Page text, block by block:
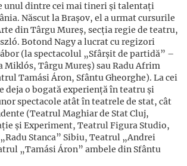
unul dintre cei mai tineri și talentați
Născut la Brașov, el a urmat cursurile
din Târgu Mureș, secția regie de teatru,
Botond Nagy a lucrat cu regizori
(la spectacolul „Sfârșit de partidă” –
Miklós, Târgu Mureș) sau Radu Afrim
Tamási Áron, Sfântu Gheorghe). La cei
deja o bogată experiență în teatru și
spectacole atât în teatrele de stat, cât
(Teatrul Maghiar de Stat Cluj,
și Experiment, Teatrul Figura Studio,
Stanca” Sibiu, Teatrul „Andrei
„Tamási Áron” ambele din Sfântu